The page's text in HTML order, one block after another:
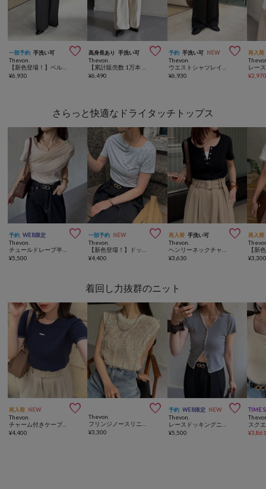
一部予約 手洗い可 
Thevon.
【新色登場！】ベルト付きタックワイドスラックス
¥6,930
高身長あり 手洗い可 
Thevon.
【累計販売数 1万本 突破！】2タックスラックス
¥6,490
予約 手洗い可 NEW 
Thevon.
ウエストシャツレイヤードスラックス
¥6,930
再入荷
レー
¥
さらっと快適なドライタッチトップス
予約 WEB限定 
Thevon.
¥5,500
一部予約 NEW 
Thevon.
¥4,400
再入荷 手洗い可 
Thevon.
¥3,630
再入荷
¥
着回し力抜群のニット
再入荷 NEW 
Thevon.
¥4,400

Thevon.
¥3,300
予約 WEB限定 NEW 
Thevon.
¥5,500
TIME
¥